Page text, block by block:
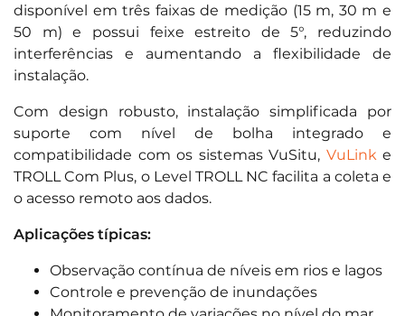
disponível em três faixas de medição (15 m, 30 m e
50 m) e possui feixe estreito de 5°, reduzindo
interferências e aumentando a flexibilidade de
instalação.
Com design robusto, instalação simplificada por
suporte com nível de bolha integrado e
compatibilidade com os sistemas VuSitu, VuLink e
TROLL Com Plus, o Level TROLL NC facilita a coleta e
o acesso remoto aos dados.
Aplicações típicas:
Observação contínua de níveis em rios e lagos
Controle e prevenção de inundações